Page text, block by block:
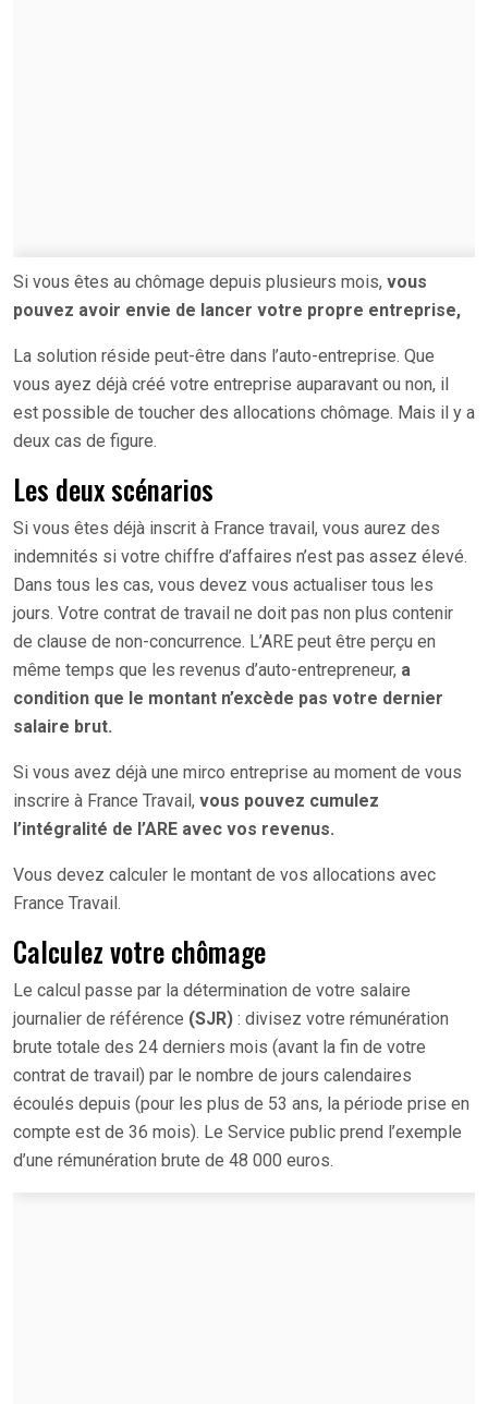
Si vous êtes au chômage depuis plusieurs mois, vous
pouvez avoir envie de lancer votre propre entreprise,
La solution réside peut-être dans l’auto-entreprise. Que
vous ayez déjà créé votre entreprise auparavant ou non, il
est possible de toucher des allocations chômage. Mais il y a
deux cas de figure.
Les deux scénarios
Si vous êtes déjà inscrit à France travail, vous aurez des
indemnités si votre chiffre d’affaires n’est pas assez élevé.
Dans tous les cas, vous devez vous actualiser tous les
jours. Votre contrat de travail ne doit pas non plus contenir
de clause de non-concurrence. L’ARE peut être perçu en
même temps que les revenus d’auto-entrepreneur, a
condition que le montant n’excède pas votre dernier
salaire brut.
Si vous avez déjà une mirco entreprise au moment de vous
inscrire à France Travail, vous pouvez cumulez
l’intégralité de l’ARE avec vos revenus.
Vous devez calculer le montant de vos allocations avec
France Travail.
Calculez votre chômage
Le calcul passe par la détermination de votre salaire
journalier de référence (SJR) : divisez votre rémunération
brute totale des 24 derniers mois (avant la fin de votre
contrat de travail) par le nombre de jours calendaires
écoulés depuis (pour les plus de 53 ans, la période prise en
compte est de 36 mois). Le Service public prend l’exemple
d’une rémunération brute de 48 000 euros.